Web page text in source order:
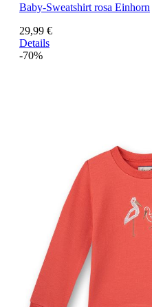
Baby-Sweatshirt rosa Einhorn
29,99 €
Details
-70%